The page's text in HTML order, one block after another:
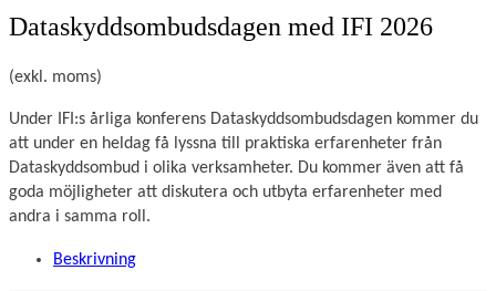
Dataskyddsombudsdagen med IFI 2026
(exkl. moms)
Under IFI:s årliga konferens Dataskyddsombudsdagen kommer du
att under en heldag få lyssna till praktiska erfarenheter från
Dataskyddsombud i olika verksamheter. Du kommer även att få
goda möjligheter att diskutera och utbyta erfarenheter med
andra i samma roll.
Beskrivning